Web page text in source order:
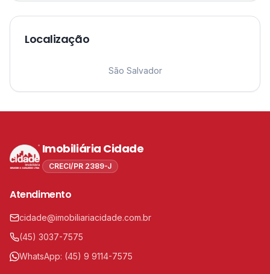
Localização
São Salvador
Imobiliária Cidade
CRECI/PR 2389-J
Atendimento
cidade@imobiliariacidade.com.br
(45) 3037-7575
WhatsApp: (45) 9 9114-7575